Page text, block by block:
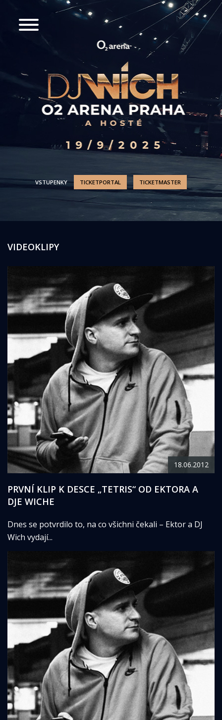
VSTUPENKY TICKETPORTAL TICKETMASTER
VIDEOKLIPY
18.06.2012
PRVNÍ KLIP K DESCE „TETRIS“ OD EKTORA A
DJE WICHE
Dnes se potvrdilo to, na co všichni čekali – Ektor a DJ
Wich vydají...